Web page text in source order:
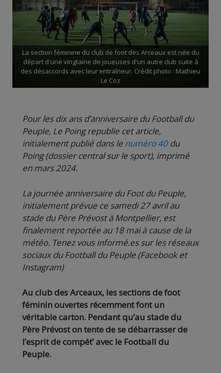
La section féminine du club de foot des Arceaux est née du
départ d'une vingtaine de joueuses d'un autre club suite à
des désaccords avec leur entraîneur. Crédit photo : Mathieu
Le Coz
Pour les dix ans d’anniversaire du Football du
Peuple, Le Poing republie cet article,
initialement publié dans le numéro 40du
Poing (dossier central sur le sport), imprimé
en mars 2024.
La journée anniversaire du Foot du Peuple,
initialement prévue ce samedi 27 avril au
stade du Père Prévost à Montpellier, est
finalement reportée au 18 mai à cause de la
météo. Tenez vous informé.es sur les réseaux
sociaux du Football du Peuple (Facebook et
Instagram)
Au club des Arceaux, les sections de foot
féminin ouvertes récemment font un
véritable carton. Pendant qu’au stade du
Père Prévost on tente de se débarrasser de
l’esprit de compét’ avec le Football du
Peuple.